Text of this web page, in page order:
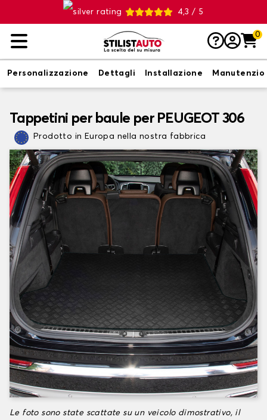
4,3 / 5
0
Personalizzazione Dettagli Installazione
Tappetini per baule per PEUGEOT 306
Prodotto in Europa nella nostra fabbrica
Le foto sono state scattate su un veicolo dimostrativo, il